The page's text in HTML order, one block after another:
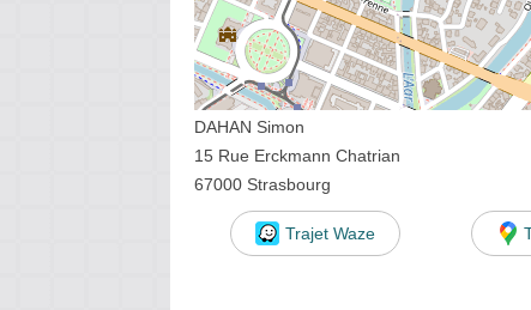
DAHAN Simon
15 Rue Erckmann Chatrian
67000 Strasbourg
Trajet Waze